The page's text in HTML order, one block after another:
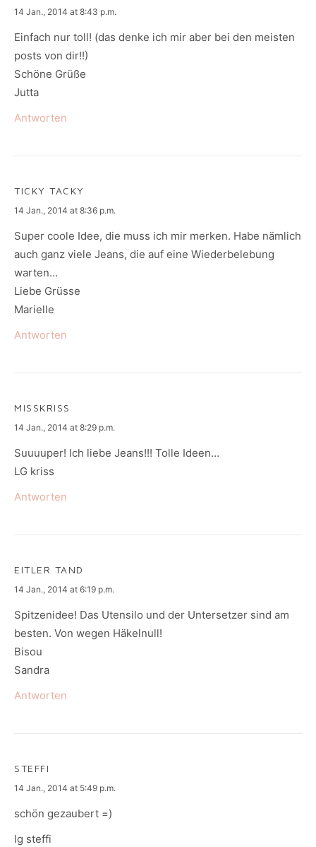
says:
14 Jan., 2014 at 8:43 p.m.
Einfach nur toll! (das denke ich mir aber bei den meisten
posts von dir!!)
Schöne Grüße
Jutta
Antworten
TICKY TACKY
says:
14 Jan., 2014 at 8:36 p.m.
Super coole Idee, die muss ich mir merken. Habe nämlich
auch ganz viele Jeans, die auf eine Wiederbelebung
warten…
Liebe Grüsse
Marielle
Antworten
MISSKRISS
says:
14 Jan., 2014 at 8:29 p.m.
Suuuuper! Ich liebe Jeans!!! Tolle Ideen…
LG kriss
Antworten
EITLER TAND
says:
14 Jan., 2014 at 6:19 p.m.
Spitzenidee! Das Utensilo und der Untersetzer sind am
besten. Von wegen Häkelnull!
Bisou
Sandra
Antworten
STEFFI
says:
14 Jan., 2014 at 5:49 p.m.
schön gezaubert =)
lg steffi